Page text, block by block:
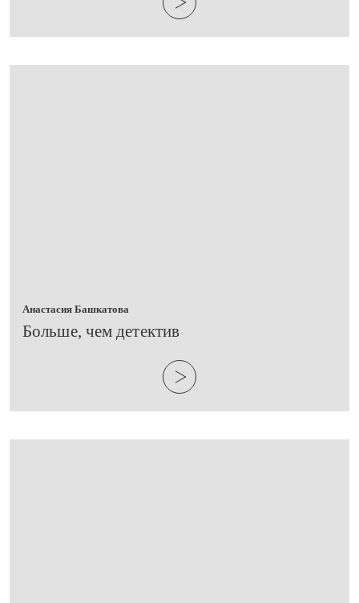
Анастасия Башкатова
Больше, чем детектив